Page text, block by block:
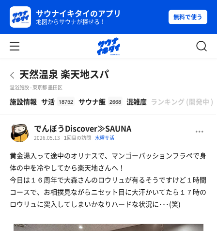
サウナイキタイのアプリ
地図からサウナが探せる！
無料で使う
天然温泉 楽天地スパ
温浴施設 - 東京都 墨田区
施設情報 サ活 18752 サウナ飯 2668 混雑度 ランキング (開発中 )
でんぼうDiscover≫SAUNA
2026.05.13 1回目の訪問 水曜サ活
黄金湯入って途中のオリナスで、マンゴーパッションフラペで身
体の中を冷やしてから楽天地さんへ！
今日は１６周年で大森さんのロウリュが有るそうですけど１時間
コースで、お相撲見ながらニセット目に大汗かいてたら１７時の
ロウリュに突入してしまいかなりハードな状況に･･･(笑)